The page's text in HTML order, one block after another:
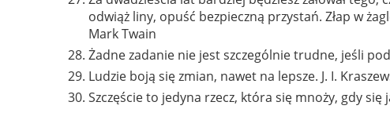
odwiąż liny, opuść bezpieczną przystań. Złap w
Mark Twain
Żadne zadanie nie jest szczególnie trudne, jeśli
Ludzie boją się zmian, nawet na lepsze. J. I.
Szczęście to jedyna rzecz, która się mnoży, gdy